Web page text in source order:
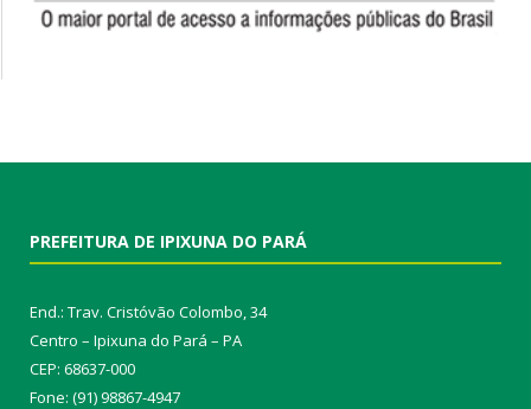
PREFEITURA DE IPIXUNA DO PARÁ
End.: Trav. Cristóvão Colombo, 34
Centro – Ipixuna do Pará – PA
CEP: 68637-000
Fone: (91) 98867-4947